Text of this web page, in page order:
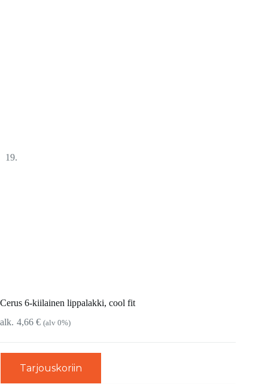
Cerus 6-kiilainen lippalakki, cool fit
4,66 € (alv 0%)
Tarjouskoriin